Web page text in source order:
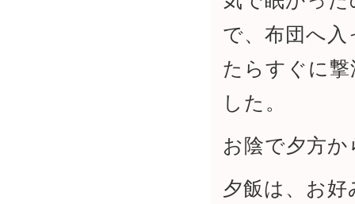
で、布団へ入
たらすぐに撃
した。
お陰で夕方
夕飯は、お好